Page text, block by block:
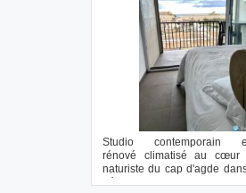
Studio contemporain
rénové climatisé au cœur
naturiste du cap d'agde
héliopolis, i...